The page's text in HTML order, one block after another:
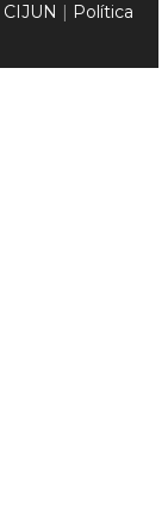
CIJUN | Política